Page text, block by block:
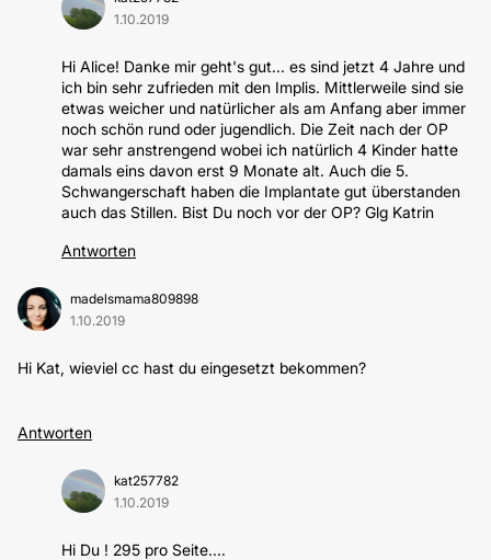
1.10.2019
Hi Alice! Danke mir geht's gut... es sind jetzt 4 Jahre und
ich bin sehr zufrieden mit den Implis. Mittlerweile sind sie
etwas weicher und natürlicher als am Anfang aber immer
noch schön rund oder jugendlich. Die Zeit nach der OP
war sehr anstrengend wobei ich natürlich 4 Kinder hatte
damals eins davon erst 9 Monate alt. Auch die 5.
Schwangerschaft haben die Implantate gut überstanden
auch das Stillen. Bist Du noch vor der OP? Glg Katrin
Antworten
madelsmama809898
1.10.2019
Hi Kat, wieviel cc hast du eingesetzt bekommen?
Antworten
kat257782
1.10.2019
Hi Du ! 295 pro Seite....